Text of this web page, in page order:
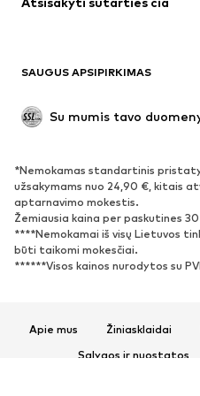
Paltai
Proginiai
BATAI
Naujienos
Sportbačiai
Batai su kulniukais
Įsispiriami bateliai
SAUGUS APSIPIRKIMAS
Su mumis tavo
*Nemokamas standartinis
užsakymams nuo 24,90 €, kitais
aptarnavimo mokestis.
Žemiausia kaina per paskutines
****Nemokamai iš visų Lietuvos
būti taikomi mokesčiai.
******Visos kainos nurodytos su
Apie mus Žiniasklaidai
Sąlygos ir nuostatos